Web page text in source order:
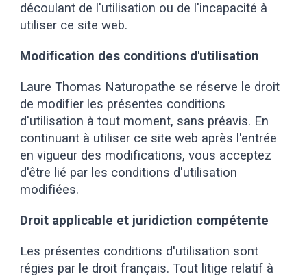
découlant de l'utilisation ou de l'incapacité à
utiliser ce site web.
Modification des conditions d'utilisation
Laure Thomas Naturopathe se réserve le droit
de modifier les présentes conditions
d'utilisation à tout moment, sans préavis. En
continuant à utiliser ce site web après l'entrée
en vigueur des modifications, vous acceptez
d'être lié par les conditions d'utilisation
modifiées.
Droit applicable et juridiction compétente
Les présentes conditions d'utilisation sont
régies par le droit français. Tout litige relatif à